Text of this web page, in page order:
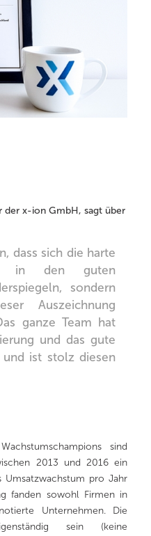
der x-ion GmbH, sagt über
dass sich die harte
in den guten
sondern
Auszeichnung
ganze Team hat
und das gute
ist stolz diesen
sind
2013 und 2016 ein
Umsatzwachstum pro Jahr
fanden sowohl Firmen in
Unternehmen. Die
sein (keine